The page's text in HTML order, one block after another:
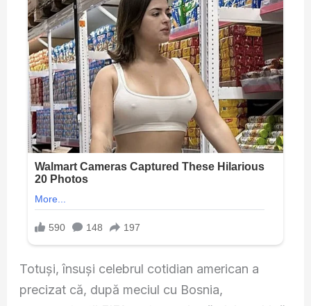
Totuși, însuși celebrul cotidian american a
precizat că, după meciul cu Bosnia,